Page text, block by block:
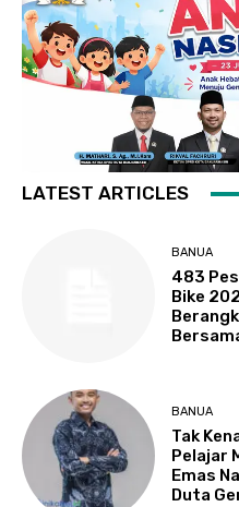
LATEST ARTICLES
BANUA
483
Bike
BANUA
Tak
Pelajar
Emas
Duta